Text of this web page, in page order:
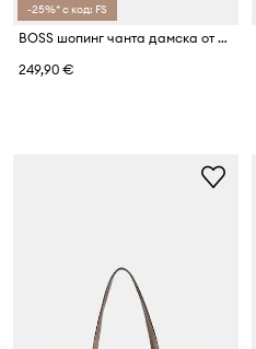
-25%* с код: FS
BOSS шопинг чанта дамска от имитация на кожа Anett NewShape Tote
249,90 €